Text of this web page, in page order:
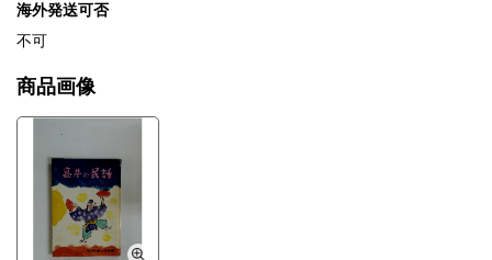
海外発送可否
不可
商品画像